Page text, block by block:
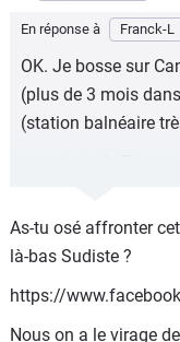
En réponse à Franck-L
OK. Je bosse sur
(plus de 3 mois
(station balnéaire
un mix de St
En somme que des
tout. Pourquoi ?
des tarifs que je ne
As-tu osé affronter
là-bas Sudiste ?
https://
Nous on a le virage